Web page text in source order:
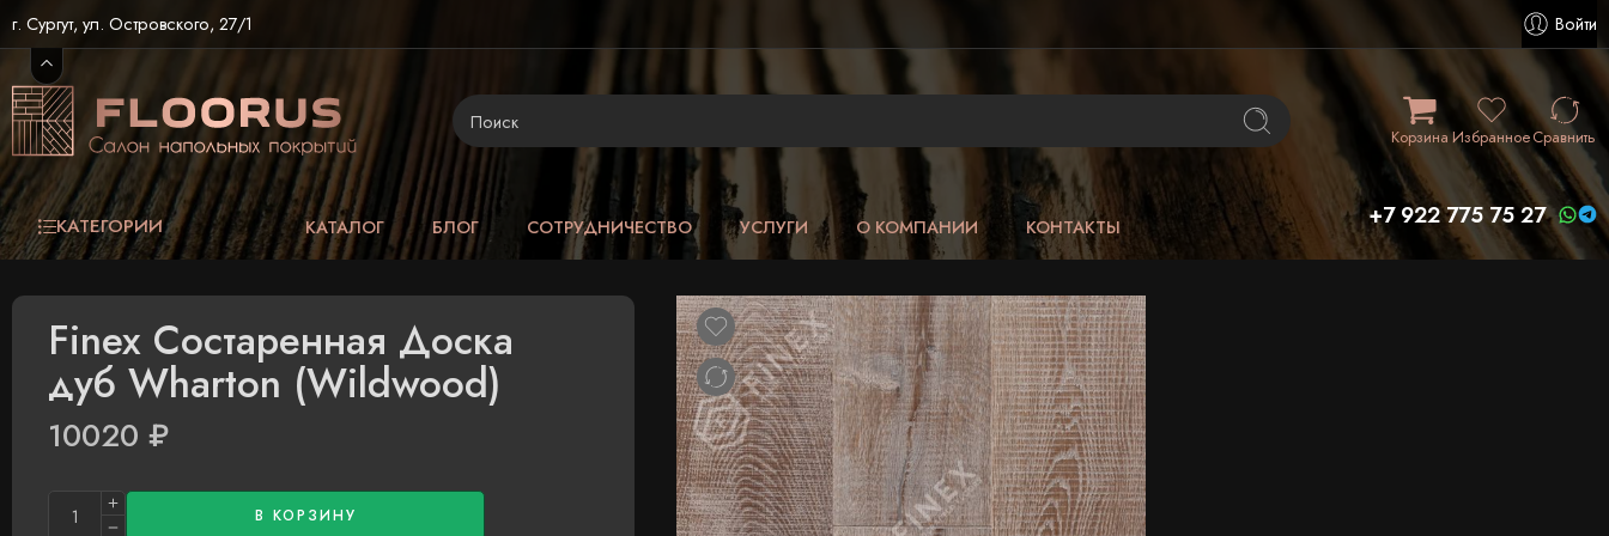
г. Сургут, ул. Островского, 27/1 Войти
КорзинаИзбранноеСравнить
КАТЕГОРИИ КАТАЛОГ БЛОГ СОТРУДНИЧЕСТВО УСЛУГИ О КОМПАНИИ КОНТАКТЫ +7 922 775 75 27
Finex Состаренная Доска
дуб Wharton (Wildwood)
10020 ₽
В КОРЗИНУ